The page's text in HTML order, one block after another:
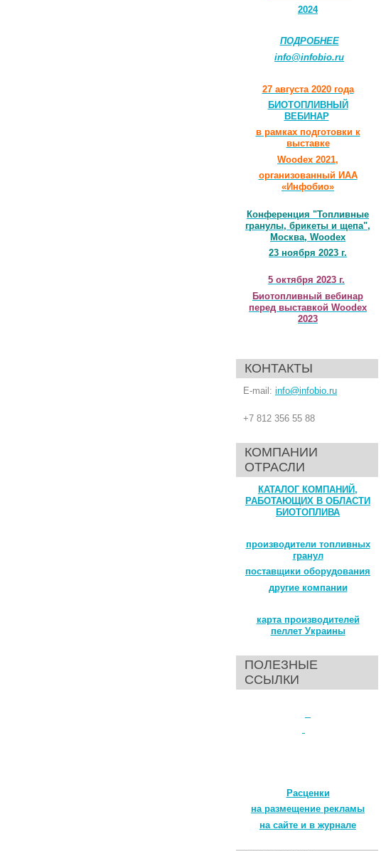
2024
ПОДРОБНЕЕ
info@infobio.ru
27 августа 2020 года
БИОТОПЛИВНЫЙ
ВЕБИНАР
в рамках подготовки к
выставке
Woodex 2021,
организованный ИАА
«Инфобио»
Конференция "Топливные
гранулы, брикеты и щепа",
Москва, Woodex
23 ноября 2023 г.
5 октября 2023 г.
Биотопливный вебинар
перед выставкой Woodex
2023
КОНТАКТЫ
E-mail: info@infobio.ru
+7 812 356 55 88
КОМПАНИИ
ОТРАСЛИ
КАТАЛОГ КОМПАНИЙ,
РАБОТАЮЩИХ В ОБЛАСТИ
БИОТОПЛИВА
производители топливных
гранул
поставщики оборудования
другие компании
карта производителей
пеллет Украины
ПОЛЕЗНЫЕ
ССЫЛКИ
Расценки
на размещение рекламы
на сайте и в журнале